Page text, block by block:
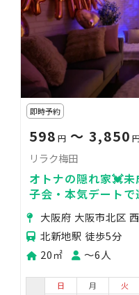
即時予約
598 円〜 3,850
リラク梅田
オトナの隠れ家💓
子会・本気デート
誕生日&推し活特典/
大阪府 大阪市北区
北新地駅 徒歩5分
20㎡
〜6人
日
月
火